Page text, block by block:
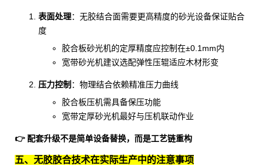
表面处理：无胶结合面需要更高精度的砂光设备保证贴合
度
胶合板砂光机的定厚精度应控制在±0.1mm内
宽带砂光机建议选配弹性压辊适应木材形变
压力控制 ：物理结合依赖精准压力曲线
胶合板压机需具备保压功能
宽带定厚砂光机最好与压机联动作业
👉 配套升级不是简单设备替换，而是工艺链重构
五、无胶胶合技术在实际生产中的注意事项